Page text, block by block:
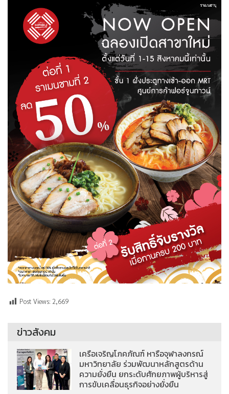
Post Views: 2,669
ข่าวสังคม
เครือเจริญโภคภัณฑ์ หารือจุฬาลงกรณ์
มหาวิทยาลัย ร่วมพัฒนาหลักสูตรด้าน
ความยั่งยืน ยกระดับศักยภาพผู้บริหารสู่
การขับเคลื่อนธุรกิจอย่างยั่งยืน